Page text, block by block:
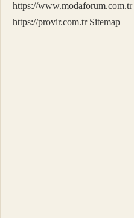
https://www.modaforum.com.tr
https://provir.com.tr Sitemap